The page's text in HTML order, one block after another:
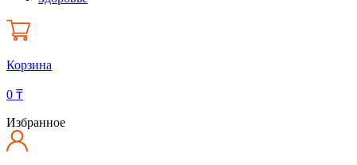
Корзина
0 ₸
Избранное